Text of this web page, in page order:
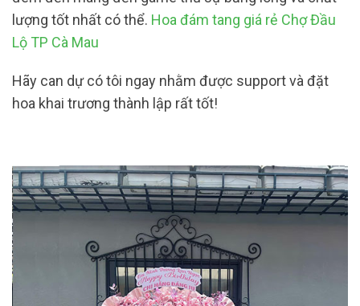
lượng tốt nhất có thể. Hoa đám tang giá rẻ Chợ Đầu
Lộ TP Cà Mau
Hãy can dự có tôi ngay nhằm được support và đặt
hoa khai trương thành lập rất tốt!